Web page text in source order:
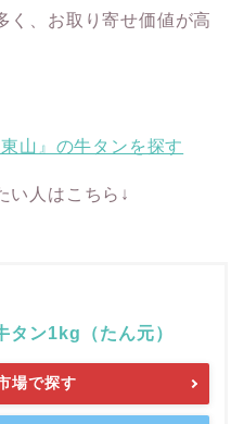
く、お取り寄せ価値が高
山』の牛タンを探す
い人はこちら↓
タン1kg（たん元）
場で探す